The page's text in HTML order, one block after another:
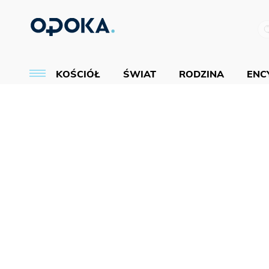
KOŚCIÓŁ ŚWIAT RODZINA